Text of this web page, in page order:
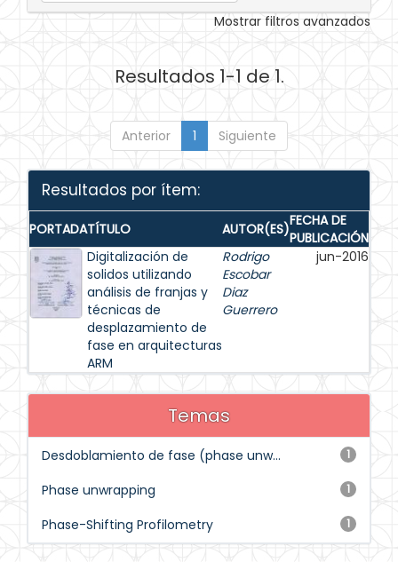
Mostrar filtros avanzados
Resultados 1-1 de 1.
Anterior 1 Siguiente
Resultados por ítem:
PORTADATÍTULO AUTOR(ES)FECHA DE
PUBLICACIÓN
Digitalización de
solidos utilizando
análisis de franjas y
técnicas de
desplazamiento de
fase en arquitecturas
ARM
Rodrigo
Escobar
Diaz
Guerrero
jun-2016
Temas
1
Desdoblamiento de fase (phase unw...
1
Phase unwrapping
1
Phase-Shifting Profilometry